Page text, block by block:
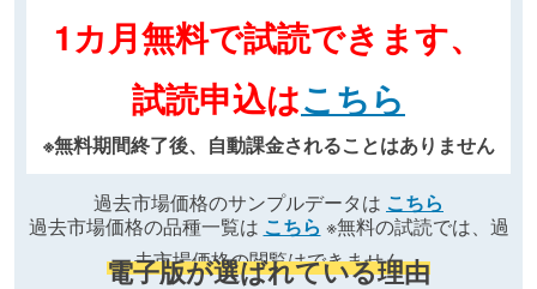
1カ月無料で試読できます、
試読申込はこちら
※無料期間終了後、自動課金されることはありません
過去市場価格のサンプルデータは こちら
過去市場価格の品種一覧は こちら ※無料の試読では、過
去市場価格の閲覧はできません
電子版が選ばれている理由